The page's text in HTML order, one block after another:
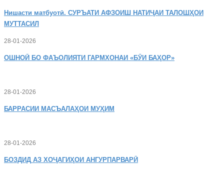
Нишасти матбуотӣ. СУРЪАТИ АФЗОИШ НАТИҶАИ ТАЛОШҲОИ
МУТТАСИЛ
28-01-2026
ОШНОӢ БО ФАЪОЛИЯТИ ГАРМХОНАИ «БӮИ БАҲОР»
28-01-2026
БАРРАСИИ МАСЪАЛАҲОИ МУҲИМ
28-01-2026
БОЗДИД АЗ ХОҶАГИҲОИ АНГУРПАРВАРӢ